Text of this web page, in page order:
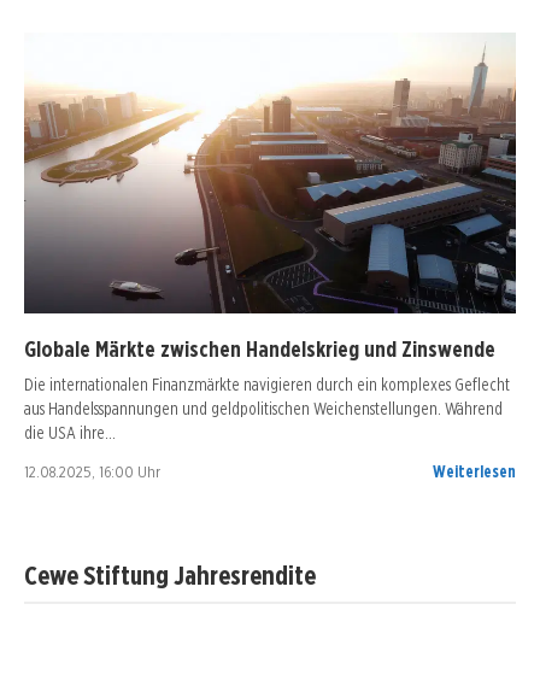
Globale Märkte zwischen Handelskrieg und Zinswende
Die internationalen Finanzmärkte navigieren durch ein komplexes Geflecht
aus Handelsspannungen und geldpolitischen Weichenstellungen. Während
die USA ihre…
12.08.2025, 16:00 Uhr Weiterlesen
Cewe Stiftung Jahresrendite